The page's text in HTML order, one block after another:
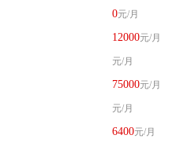
0元/月
12000元/月
元/月
75000元/月
元/月
6400元/月